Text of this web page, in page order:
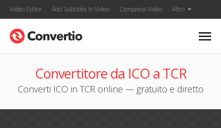
Video Editor Add Subtitles to Video Compress Video Altro
Convertitore da ICO a TCR
Converti ICO in TCR online — gratuito e diretto